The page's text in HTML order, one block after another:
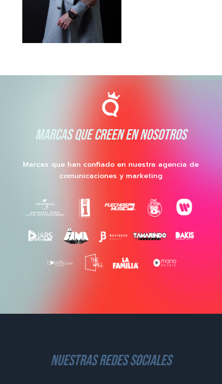
MARCAS QUE CREEN EN NOSOTROS
Marcas que han confiado en nuestra agencia de
comunicaciones y marketing
nuestras redes sociales